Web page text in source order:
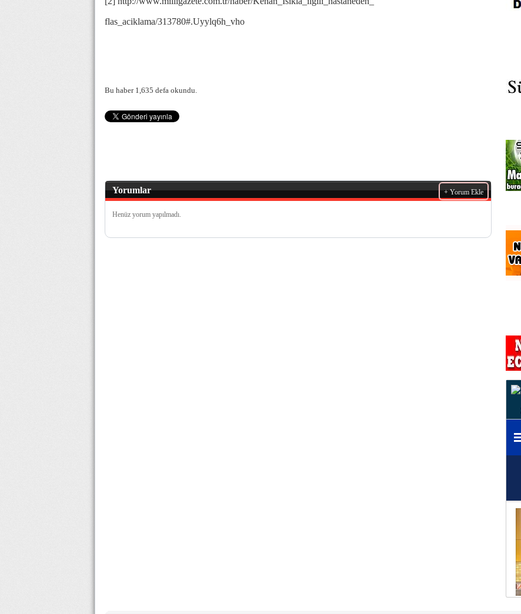
flas_aciklama/313780#.Uyylq6h_vho
Bu haber 1,635 defa okundu.
Yorumlar + Yorum Ekle
Henüz yorum yapılmadı.